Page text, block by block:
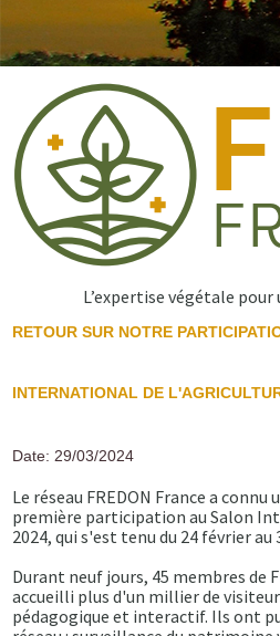
au
principal
L’expertise végétale
RETOUR SUR NOTRE
INTERNATIONAL DE
Date: 29/03/2024
Le réseau FREDON France a connu
première participation au Salon
2024, qui s'est tenu du 24 février au
Durant neuf jours, 45 membres de
accueilli plus d'un millier de
pédagogique et interactif. Ils ont